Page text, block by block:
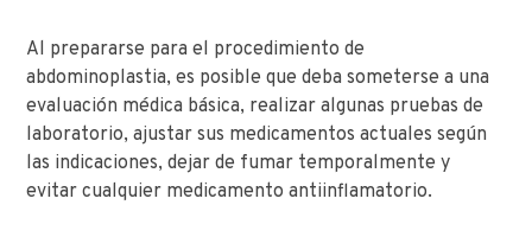
Al prepararse para el procedimiento de
abdominoplastia, es posible que deba someterse a una
evaluación médica básica, realizar algunas pruebas de
laboratorio, ajustar sus medicamentos actuales según
las indicaciones, dejar de fumar temporalmente y
evitar cualquier medicamento antiinflamatorio.